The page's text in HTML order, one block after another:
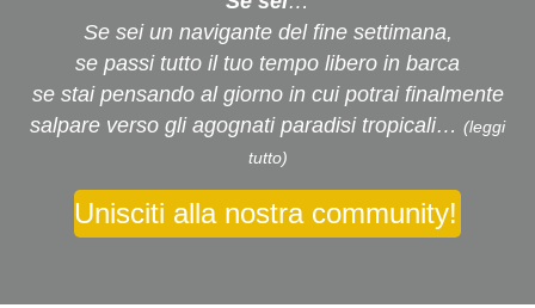
Se sei un navigante del fine settimana,
se passi tutto il tuo tempo libero in barca
se stai pensando al giorno in cui potrai finalmente
salpare verso gli agognati paradisi tropicali… (leggi
tutto)
Unisciti alla nostra community!